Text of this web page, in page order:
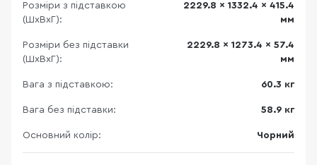
Розміри з підставкою
(ШхВхГ):
2229.8 x 1332.4 x 415.4
мм
Розміри без підставки
(ШхВхГ):
2229.8 x 1273.4 x 57.4
мм
Вага з підставкою: 60.3 кг
Вага без підставки: 58.9 кг
Основний колір: Чорний